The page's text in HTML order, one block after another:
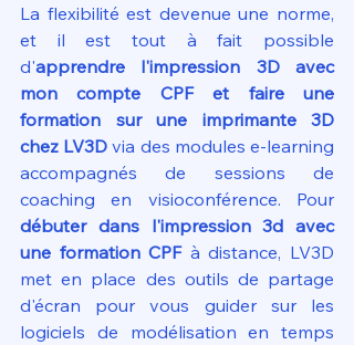
La flexibilité est devenue une norme,
et il est tout à fait possible
d'apprendre l'impression 3D avec
mon compte CPF et faire une
formation sur une imprimante 3D
chez LV3D via des modules e-learning
accompagnés de sessions de
débuter dans l'impression 3d avec
une formation CPF à distance, LV3D
met en place des outils de partage
d'écran pour vous guider sur les
logiciels de modélisation en temps